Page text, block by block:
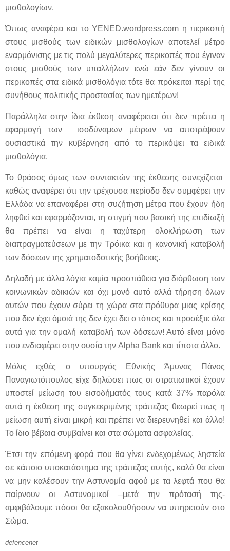
μισθολογίων.
Όπως αναφέρει και το YENED.wordpress.com η περικοπή
στους μισθούς των ειδικών μισθολογίων αποτελεί μέτρο
εναρμόνισης με τις πολύ μεγαλύτερες περικοπές που έγιναν
στους μισθούς των υπαλλήλων ενώ εάν δεν γίνουν οι
περικοπές στα ειδικά μισθολόγια τότε θα πρόκειται περί της
συνήθους πολιτικής προστασίας των ημετέρων!
Παράλληλα στην ίδια έκθεση αναφέρεται ότι δεν πρέπει η
εφαρμογή των ισοδύναμων μέτρων να αποτρέψουν
ουσιαστικά την κυβέρνηση από το περικόψει τα ειδικά
μισθολόγια.
Το θράσος όμως των συντακτών της έκθεσης συνεχίζεται
καθώς αναφέρει ότι την τρέχουσα περίοδο δεν συμφέρει την
Ελλάδα να επαναφέρει στη συζήτηση μέτρα που έχουν ήδη
ληφθεί και εφαρμόζονται, τη στιγμή που βασική της επιδίωξή
θα πρέπει να είναι η ταχύτερη ολοκλήρωση των
διαπραγματεύσεων με την Τρόικα και η κανονική καταβολή
των δόσεων της χρηματοδοτικής βοήθειας.
Δηλαδή με άλλα λόγια καμία προσπάθεια για διόρθωση των
κοινωνικών αδικιών και όχι μονό αυτό αλλά τήρηση όλων
αυτών που έχουν σύρει τη χώρα στα πρόθυρα μιας κρίσης
που δεν έχει όμοιά της δεν έχει δει ο τόπος και προσέξτε όλα
αυτά για την ομαλή καταβολή των δόσεων! Αυτό είναι μόνο
που ενδιαφέρει στην ουσία την Alpha Bank και τίποτα άλλο.
Μόλις εχθές ο υπουργός Εθνικής Άμυνας Πάνος
Παναγιωτόπουλος είχε δηλώσει πως οι στρατιωτικοί έχουν
υποστεί μείωση του εισοδήματός τους κατά 37% παρόλα
αυτά η έκθεση της συγκεκριμένης τράπεζας θεωρεί πως η
μείωση αυτή είναι μικρή και πρέπει να διερευνηθεί και άλλο!
Το ίδιο βέβαια συμβαίνει και στα σώματα ασφαλείας.
Έτσι την επόμενη φορά που θα γίνει ενδεχομένως ληστεία
σε κάποιο υποκατάστημα της τράπεζας αυτής, καλό θα είναι
να μην καλέσουν την Αστυνομία αφού με τα λεφτά που θα
παίρνουν οι Αστυνομικοί –μετά την πρότασή της-
αμφιβάλουμε πόσοι θα εξακολουθήσουν να υπηρετούν στο
Σώμα.
defencenet